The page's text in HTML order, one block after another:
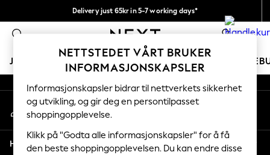
Delivery just 65kr in 5-7 working days*
Vi betaler alle tollavgifter 0
JENTER GUTTER BABY KVINNER MENN
GIRLS
New In
50 - 92cm
98 - 110cm
116 - 134cm
An error occurred on client
Våre sosiale nettverk
Min konto
Logg inn på kontoen din
Hjelp
NETTSTEDET VÅRT BRUKER
INFORMASJONSKAPSLER
Informasjonskapsler bidrar til nettverkets sikkerhet
og utvikling, og gir deg en persontilpasset
shoppingopplevelse.
Klikk på "Godta alle informasjonskapsler" for å få
den beste shoppingopplevelsen. Du kan endre disse